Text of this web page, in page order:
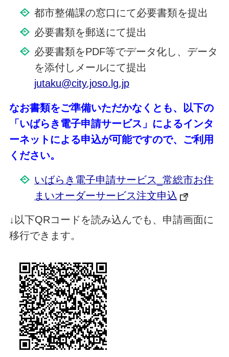
都市整備課の窓口にて必要書類を提出
必要書類を郵送にて提出
必要書類をPDF等でデータ化し、データ
を添付しメールにて提出
jutaku@city.joso.lg.jp
なお書類をご準備いただかなくとも、以下の
「いばらき電子申請サービス」によるインタ
ーネットによる申込が可能ですので、ご利用
ください。
いばらき電子申請サービス_常総市お住
まいオーダーサービス注文申込
↓以下QRコードを読み込んでも、申請画面に
移行できます。